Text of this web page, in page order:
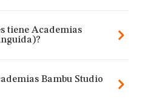
tiene Academias
Bambu Studio